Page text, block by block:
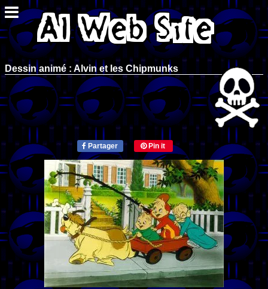
Dessin animé : Alvin et les Chipmunks
Partager Pin it